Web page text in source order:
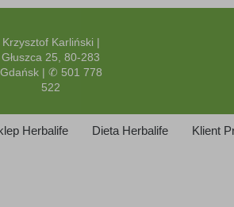
Krzysztof Karliński |
Głuszca 25, 80-283
Gdańsk | ✆ 501 778
522
Herbalife Dieta Herbalife Klient